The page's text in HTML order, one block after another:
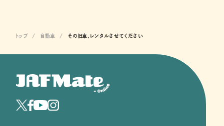
トップ 自動車 その旧車、レンタルさせてください